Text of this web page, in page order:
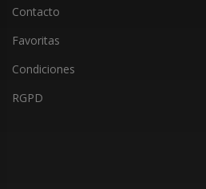
Contacto
Favoritas
Condiciones
RGPD